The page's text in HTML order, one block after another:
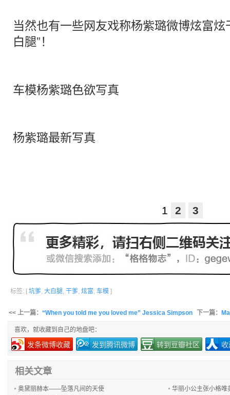
当然也有一些网友戏称杨紫璐微博炫富炫
白腿”！
车模杨紫璐色欲写真
杨紫璐最新写真
1 2 3
标签: [ 坑爹, 大白腿, 干爹, 炫富, 车模 ]
<< 上一篇： “When you told me you loved me” Jessica Simpson 下一篇：
喜欢，就收藏到自己的地盘吧：
发条微博收藏 发到腾讯微博 转到豆瓣社区
相关文章
奥黛丽赫本——坠落凡间的天使
华丽小公主张小格唯